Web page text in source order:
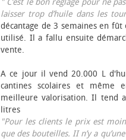
" C’est le bon réglage pour ne
laisser trop d’huile dans les
décantage de 3 semaines en
utilisé. Il a fallu ensuite
vente.
A ce jour il vend 20.000 L
cantines scolaires et même
meilleure valorisation. Il tend
litres
"Pour les clients le prix est
que des bouteilles. II n’y a